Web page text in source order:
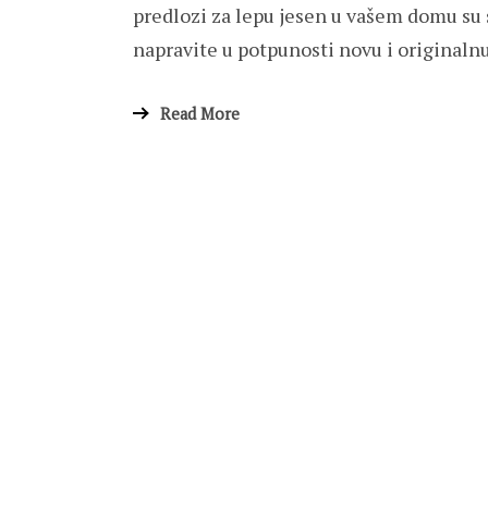
predlozi za lepu jesen u vašem domu
napravite u potpunosti novu i
Read More